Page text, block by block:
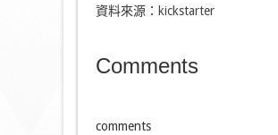
資料來源： kickstarter
Comments
comments